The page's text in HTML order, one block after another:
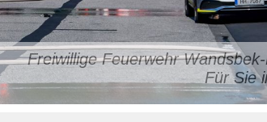
Freiwillige Feuerwehr
Für Sie